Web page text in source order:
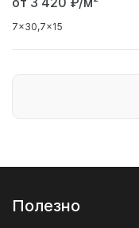
7x30 7x15
Полезно